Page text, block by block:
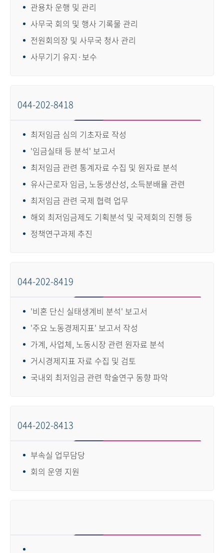
관용차 운행 및 관리
사무국 회의 및 행사 기록물 관리
전원회의장 및 사무국 청사 관리
사무기기 유지·보수
044-202-8418
최저임금 심의 기초자료 작성
'임금실태 등 분석' 보고서
최저임금 관련 통계자료 수집 및 원자료 분석
유사근로자 임금, 노동생산성, 소득분배율 관련
최저임금 관련 국제 협력 업무
해외 최저임금제도 기획분석 및 국제회의 진행 등
정책연구과제 추진
044-202-8419
'비혼 단신 실태생계비 분석' 보고서
'주요 노동경제지표' 보고서 작성
가계, 사업체, 노동시장 관련 원자료 분석
거시경제지표 자료 수집 및 검토
국내외 최저임금 관련 학술연구 동향 파악
044-202-8413
부속실 업무담당
회의 운영 지원